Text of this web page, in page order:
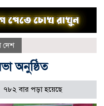
দেশ
অনুষ্ঠিত
৭৮২ বার পড়া হয়েছে